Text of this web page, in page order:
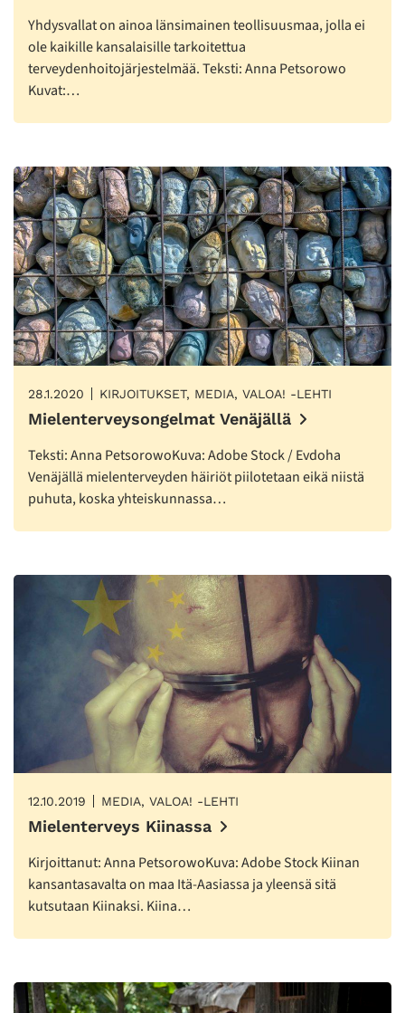
Yhdysvallat on ainoa länsimainen teollisuusmaa, jolla ei
ole kaikille kansalaisille tarkoitettua
terveydenhoitojärjestelmää. Teksti: Anna Petsorowo
Kuvat:…
28.1.2020 KIRJOITUKSET, MEDIA, VALOA! -LEHTI
Mielenterveysongelmat Venäjällä
Teksti: Anna PetsorowoKuva: Adobe Stock / Evdoha
Venäjällä mielenterveyden häiriöt piilotetaan eikä niistä
puhuta, koska yhteiskunnassa…
12.10.2019 MEDIA, VALOA! -LEHTI
Mielenterveys Kiinassa
Kirjoittanut: Anna PetsorowoKuva: Adobe Stock Kiinan
kansantasavalta on maa Itä-Aasiassa ja yleensä sitä
kutsutaan Kiinaksi. Kiina…